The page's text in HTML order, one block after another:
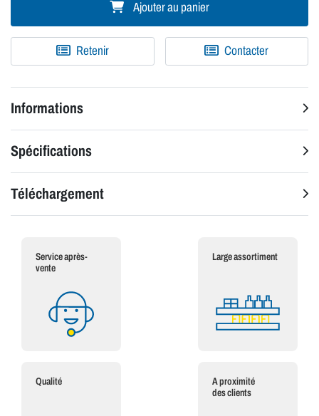
Ajouter au panier
Retenir Contacter
Informations
Spécifications
Téléchargement
Service après-
vente
Large assortiment
Qualité
A proximité
des clients